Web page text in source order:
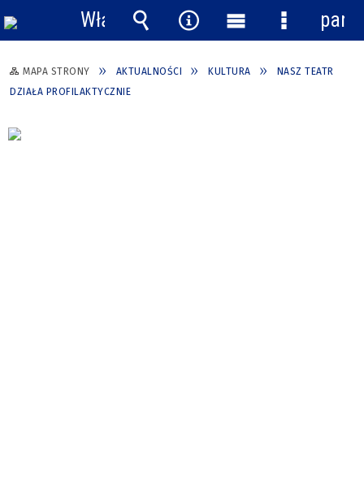
MAPA STRONY AKTUALNOŚCI KULTURA
NASZ TEATR
DZIAŁA PROFILAKTYCZNIE
Włącz
powiadomienia
Wyszukiwarka
Narzędzia
Menu
główne
Menu
panel